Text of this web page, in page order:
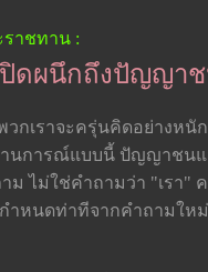
าชทาน :
ดผนึกถึงปัญญา
วกเราจะครุ่นคิดอย่างห
นการณ์แบบนี้ ปัญญาชนแ
ม ไม่ใช่คำถามว่า "เรา"
กำหนดท่าทีจากคำถามใ